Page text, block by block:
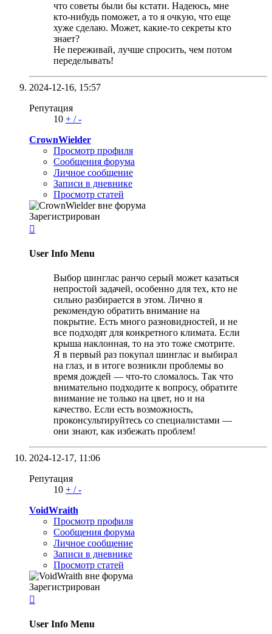
что советы были бы кстати. Надеюсь, мне
кто-нибудь поможет, а то я очкую, что еще
хуже сделаю. Может, какие-то секреты кто
знает?
Не переживай, лучше спросить, чем потом
переделывать!
2024-12-16, 15:57
Репутация
10 + /-
CrownWielder
Просмотр профиля
Сообщения форума
Личное сообщение
Записи в дневнике
Просмотр статей
Зарегистрирован

User Info Menu
Выбор шинглас ранчо серый может казаться
непростой задачей, особенно для тех, кто не
сильно разбирается в этом. Лично я
рекомендую обратить внимание на
покрытие. Есть много разновидностей, и не
все подходят для конкретного климата. Если
крыша наклонная, то на это тоже смотрите.
Я в первый раз покупал шинглас и выбирал
на глаз, и в итоге возникли проблемы во
время дождей — что-то сломалось. Так что
внимательно подходите к вопросу, обратите
внимание не только на цвет, но и на
качество. Если есть возможность,
проконсультируйтесь со специалистами —
они знают, как избежать проблем!
2024-12-17, 11:06
Репутация
10 + /-
VoidWraith
Просмотр профиля
Сообщения форума
Личное сообщение
Записи в дневнике
Просмотр статей
Зарегистрирован

User Info Menu